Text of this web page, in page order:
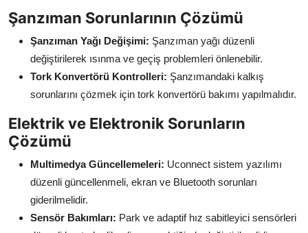
Şanzıman Sorunlarının Çözümü
Şanzıman Yağı Değişimi: Şanzıman yağı düzenli
değiştirilerek ısınma ve geçiş problemleri önlenebilir.
Tork Konvertörü Kontrolleri: Şanzımandaki kalkış
sorunlarını çözmek için tork konvertörü bakımı yapılmalıdır.
Elektrik ve Elektronik Sorunların
Çözümü
Multimedya Güncellemeleri: Uconnect sistem yazılımı
düzenli güncellenmeli, ekran ve Bluetooth sorunları
giderilmelidir.
Sensör Bakımları: Park ve adaptif hız sabitleyici sensörleri